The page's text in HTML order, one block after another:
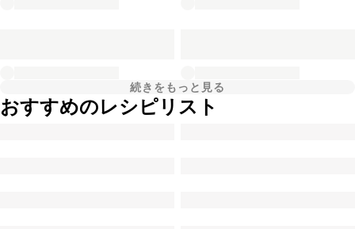
続きをもっと見る
おすすめのレシピリスト